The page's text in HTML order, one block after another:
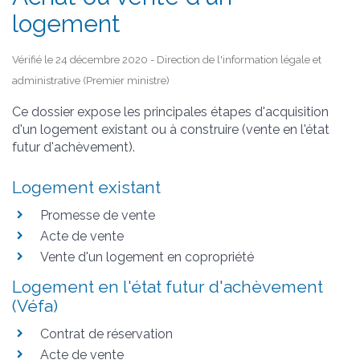
logement
Vérifié le 24 décembre 2020 - Direction de l'information légale et
administrative (Premier ministre)
Ce dossier expose les principales étapes d'acquisition
d'un logement existant ou à construire (vente en l'état
futur d'achèvement).
Logement existant
Promesse de vente
Acte de vente
Vente d'un logement en copropriété
Logement en l'état futur d'achèvement
(Véfa)
Contrat de réservation
Acte de vente